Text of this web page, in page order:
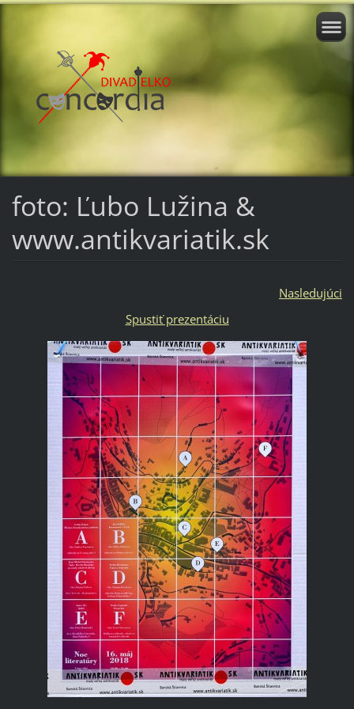
foto: Ľubo Lužina &
www.antikvariatik.sk
Nasledujúci
Spustiť prezentáciu